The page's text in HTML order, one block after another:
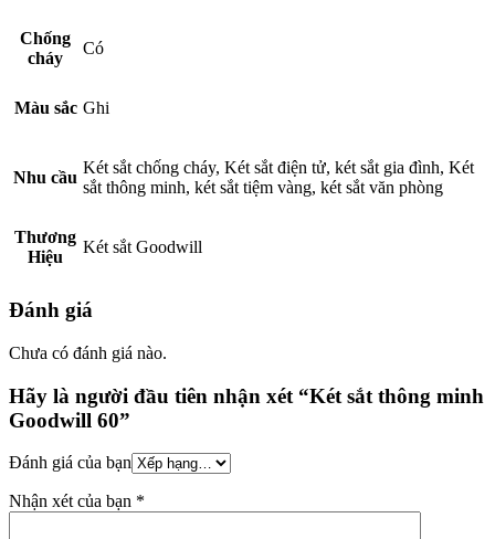
Chống
cháy
Có
Màu sắc Ghi
Nhu cầu
Két sắt chống cháy, Két sắt điện tử, két sắt gia đình, Két
sắt thông minh, két sắt tiệm vàng, két sắt văn phòng
Thương
Hiệu
Két sắt Goodwill
Đánh giá
Chưa có đánh giá nào.
Hãy là người đầu tiên nhận xét “Két sắt thông minh
Goodwill 60”
Đánh giá của bạn
Nhận xét của bạn *